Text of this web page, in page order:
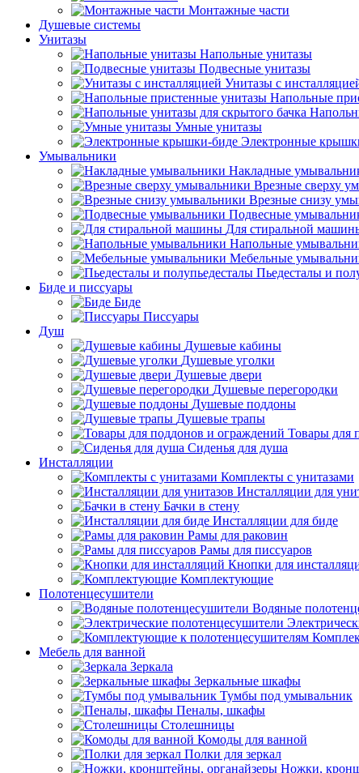
Монтажные части
Душевые системы
Унитазы
Напольные унитазы
Подвесные унитазы
Унитазы с
Напольные
Умные унитазы
Электронные
Умывальники
Накладные
Врезные сверху
Врезные снизу
Подвесные
Для стиральной
Напольные
Мебельные
Пьедесталы и
Биде и писсуары
Биде
Писсуары
Душ
Душевые кабины
Душевые уголки
Душевые двери
Душевые перегородки
Душевые поддоны
Душевые трапы
Товары для
Сиденья для душа
Инсталляции
Комплекты с унитазами
Инсталляции для
Бачки в стену
Инсталляции для биде
Рамы для раковин
Рамы для писсуаров
Кнопки для
Комплектующие
Полотенцесушители
Водяные
Мебель для ванной
Зеркала
Зеркальные шкафы
Тумбы под умывальник
Пеналы, шкафы
Столешницы
Комоды для ванной
Полки для зеркал
Ножки,